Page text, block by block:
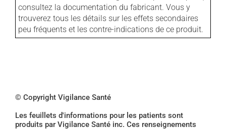
consultez la documentation du fabricant. Vous y
trouverez tous les détails sur les effets secondaires
peu fréquents et les contre-indications de ce produit.
© Copyright Vigilance Santé
Les feuillets d'informations pour les patients sont
produits par Vigilance Santé inc. Ces renseignements